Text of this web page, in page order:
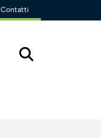
Contatti